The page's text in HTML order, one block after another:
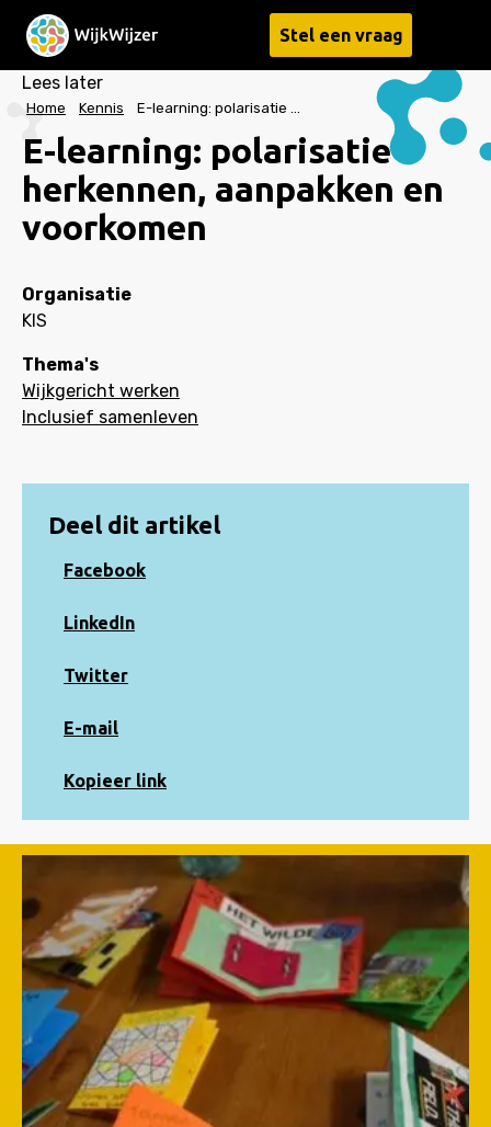
Stel een vraag
Home Kennis E-learning: polarisatie herkennen, aanpakken en voorkomen
Lees later
E-learning: polarisatie
herkennen, aanpakken en
voorkomen
Organisatie
KIS
Thema's
Wijkgericht werken
Inclusief samenleven
Deel dit artikel
Share
Facebook
Facebook
Share
LinkedIn
LinkedIn
Share
Twitter
Twitter
Share
e-
E-mail
Kopiëren
Kopieer link